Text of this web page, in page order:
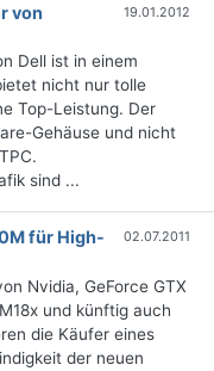
von
19.01.2012
Dell ist in einem
nicht nur tolle
Top-Leistung. Der
Gehäuse und nicht
sind ...
für High-
02.07.2011
Nvidia, GeForce GTX
und künftig auch
die Käufer eines
der neuen